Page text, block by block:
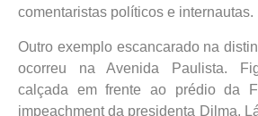
comentaristas políticos e internautas.
Outro exemplo escancarado na
ocorreu na Avenida Paulista.
calçada em frente ao prédio da
impeachment da presidenta Dilma.